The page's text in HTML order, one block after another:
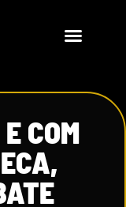
COM